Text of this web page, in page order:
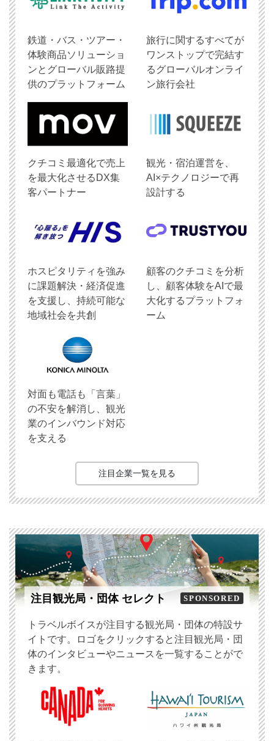
鉄道・バス・ツアー・
体験商品ソリューショ
ンとグローバル販路提
供のプラットフォーム
旅行に関するすべてが
ワンストップで完結す
るグローバルオンライ
ン旅行会社
クチコミ最適化で売上
を最大化させるDX集
客パートナー
観光・宿泊運営を、
AI×テクノロジーで再
設計する
ホスピタリティを強み
に課題解決・経済促進
を支援し、持続可能な
地域社会を共創
顧客のクチコミを分析
し、顧客体験をAIで最
大化するプラットフォ
ーム
対面も電話も「言葉」
の不安を解消し、観光
業のインバウンド対応
を支える
注目企業一覧を見る
注目観光局・団体 セレクト SPONSORED
トラベルボイスが注目する観光局・団体の特設サ
イトです。ロゴをクリックすると注目観光局・団
体のインタビューやニュースを一覧することがで
きます。